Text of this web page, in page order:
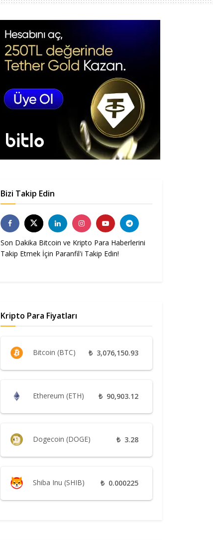
Bizi Takip Edin
Son Dakika Bitcoin ve Kripto Para Haberlerini
Takip Etmek İçin Paranfil'i Takip Edin!
Kripto Para Fiyatları
Bitcoin (BTC) ₺ 3,076,150.93
Ethereum (ETH) ₺ 90,903.12
Dogecoin (DOGE) ₺ 3.28
Shiba Inu (SHIB) ₺ 0.000225